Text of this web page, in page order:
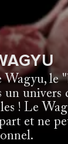
Wagyu, le
un univers
! Le
et ne